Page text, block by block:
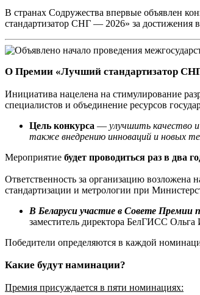
В странах Содружества впервые объявлен
стандартизатор СНГ — 2026» за достижения
О Премии «Лучший стандартизатор
Инициатива нацелена на стимулирование
специалистов и объединение ресурсов
Цель конкурса — улучшить качество
также внедрению инноваций и новых
Мероприятие будет проводиться раз в два
Ответственность за организацию
стандартизации и метрологии при
В Беларуси участие в Совете Премии
заместитель директора БелГИСС Ольга
Победители определяются в каждой
Какие будут наминации?
Премия присуждается в пяти номинациях: